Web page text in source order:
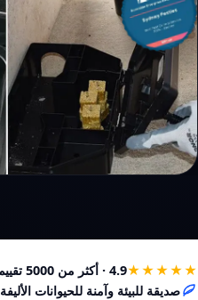
★★★★★4.9 · أكثر من 5000 تقييم
صديقة للبيئة وآمنة للحيوانات الأليفة